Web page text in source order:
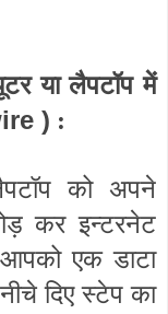
या लैपटॉप में
) :
को अपने
कर इन्टरनेट
एक डाटा
दिए स्टेप का